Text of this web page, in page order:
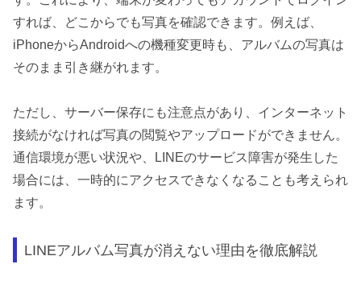
すれば、どこからでも写真を確認できます。例えば、
iPhoneからAndroidへの機種変更時も、アルバムの写真は
そのまま引き継がれます。
ただし、サーバー保存にも注意点があり、インターネット
接続がなければ写真の閲覧やアップロードができません。
通信環境が悪い状況や、LINEのサービス障害が発生した
場合には、一時的にアクセスできなくなることも考えられ
ます。
LINEアルバム写真が消えない理由を徹底解説